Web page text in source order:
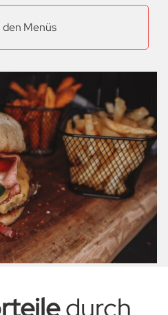
den Menüs
durch